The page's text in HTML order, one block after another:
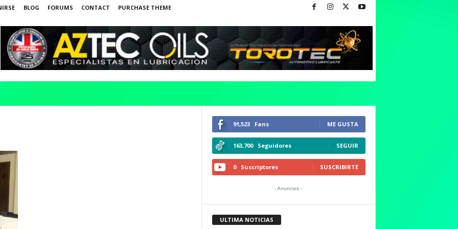
BLOG FORUMS CONTACT PURCHASE THEME
91,523 Fans ME GUSTA
163,700 Seguidores SEGUIR
0 Suscriptores SUSCRIBIRTE
- Anuncios -
ULTIMA NOTICIAS